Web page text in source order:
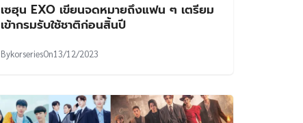
เซฮุน EXO เขียนจดหมายถึงแฟน ๆ เตรียม
เข้ากรมรับใช้ชาติก่อนสิ้นปี
BykorseriesOn13/12/2023